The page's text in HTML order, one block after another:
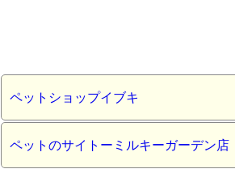
ペットショップイブキ
ペットのサイトーミルキーガーデン店